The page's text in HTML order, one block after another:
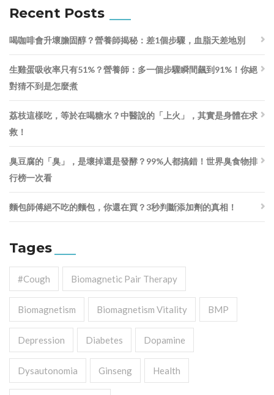
Recent Posts
喝咖啡會升壞膽固醇？營養師揭秘：差1個步驟，血脂天差地別
生雞蛋吸收率只有51%？營養師：多一個步驟瞬間飆到91%！你絕
對猜不到是怎麼煮
荔枝這樣吃，等於在喝糖水？中醫說的「上火」，其實是身體在求
救！
臭豆腐的「臭」，是壞掉還是發酵？99%人都搞錯！世界臭食物排
行榜一次看
麵包師傅絕不吃的麵包，你還在買？3秒判斷添加劑的真相！
Tages
#cough Biomagnetic Pair Therapy
Biomagnetism Biomagnetism Vitality BMP
Depression Diabetes Dopamine
Dysautonomia Ginseng Health